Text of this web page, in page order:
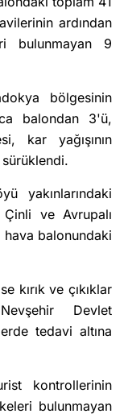
ardından
bulunmayan 9
bölgesinin
balondan 3'ü,
kar yağışının
sürüklendi.
yakınlarındaki
ve Avrupalı
balonundaki
kırık ve çıkıklar
Devlet
tedavi altına
kontrollerinin
bulunmayan